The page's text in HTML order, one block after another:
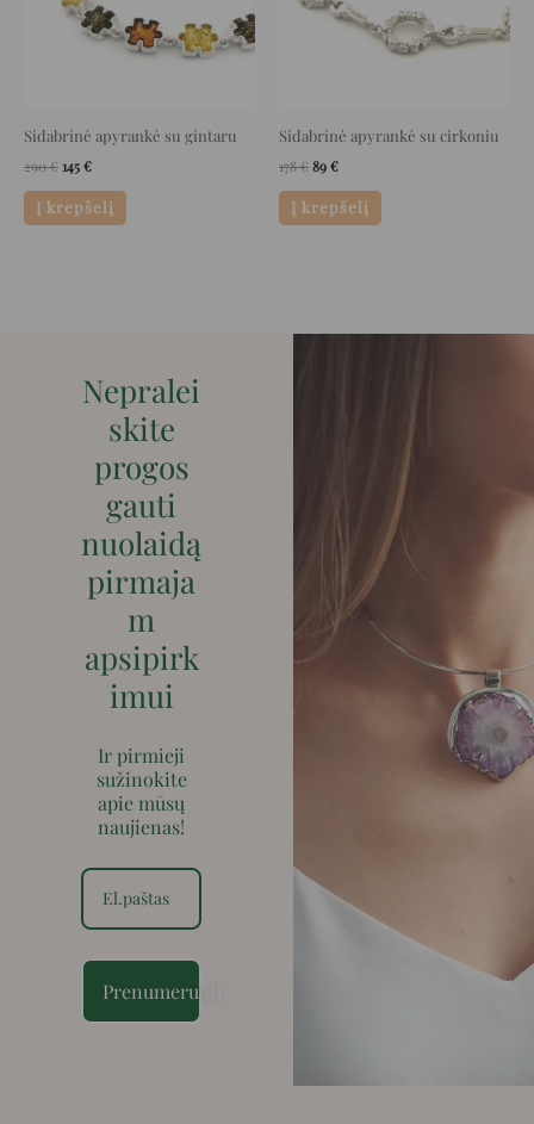
Sidabrinė apyrankė su gintaru
290€145€
Į krepšelį
Sidabrinė apyrankė su cirkoniu
178€89€
Į krepšelį
Nepralei
skite
progos
gauti
nuolaidą
pirmaja
m
apsipirk
imui
Ir pirmieji
sužinokite
apie mūsų
naujienas!
Prenumeruoti